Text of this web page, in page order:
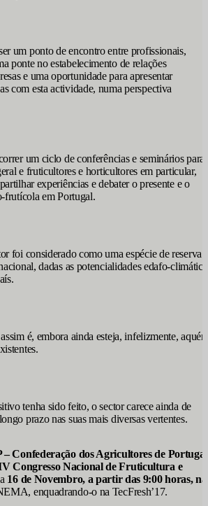
um ponto de encontro entre profissionais,
ponte no estabelecimento de relações
e uma oportunidade para apresentar
com esta actividade, numa perspectiva
um ciclo de conferências e seminários para
e fruticultores e horticultores em particular,
experiências e debater o presente e o
frutícola em Portugal.
foi considerado como uma espécie de reserva
dadas as potencialidades edafo-
é, embora ainda esteja, infelizmente,
tenha sido feito, o sector carece ainda de
prazo nas suas mais diversas vertentes.
– Confederação dos Agricultores de Portugal
Congresso Nacional de Fruticultura e
16 de Novembro, a partir das 9:00 horas, na
enquadrando-o na TecFresh’17.